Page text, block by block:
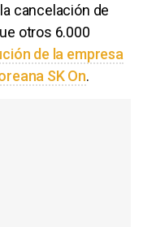
cancelación de
otros 6.000
de la empresa
SK On.